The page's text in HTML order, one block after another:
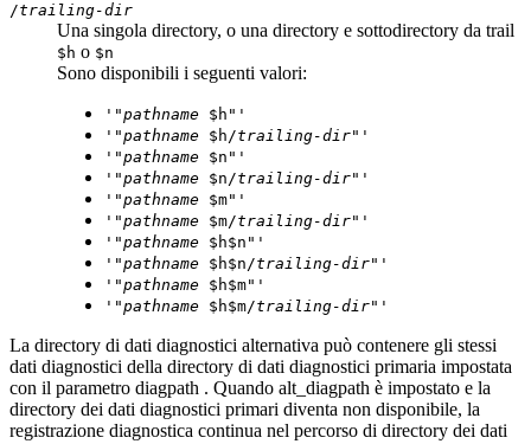
/trailing-dir
Una singola directory, o una directory e sottodirectory da trail
$h o $n
Sono disponibili i seguenti valori:
'"pathname $h"'
'"pathname $h/trailing-dir"'
'"pathname $n"'
'"pathname $n/trailing-dir"'
'"pathname $m"'
'"pathname $m/trailing-dir"'
'"pathname $h$n"'
'"pathname $h$n/trailing-dir"'
'"pathname $h$m"'
'"pathname $h$m/trailing-dir"'
La directory di dati diagnostici alternativa può contenere gli stessi
dati diagnostici della directory di dati diagnostici primaria impostata
con il parametro diagpath . Quando alt_diagpath è impostato e la
directory dei dati diagnostici primari diventa non disponibile, la
registrazione diagnostica continua nel percorso di directory dei dati